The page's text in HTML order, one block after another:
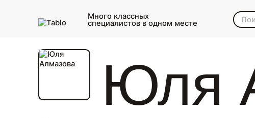
Много классных
специалистов в одном месте
Юля